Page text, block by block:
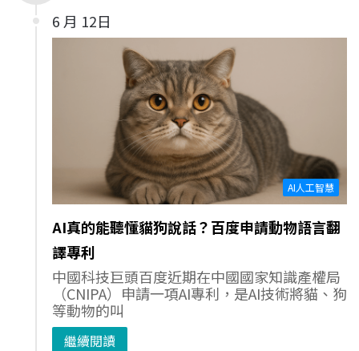
6 月 12日
AI人工智慧
AI真的能聽懂貓狗說話？百度申請動物語言翻
譯專利
中國科技巨頭百度近期在中國國家知識產權局
（CNIPA）申請一項AI專利，是AI技術將貓、狗
等動物的叫
繼續閱讀